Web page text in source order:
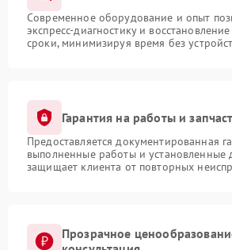
Современное оборудование и опыт
экспресс-диагностику и
сроки, минимизируя время без
Гарантия на работы и
Предоставляется документированная
выполненные работы и установленные
защищает клиента от повторных
Прозрачное